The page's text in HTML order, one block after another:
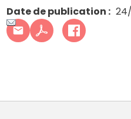
Date de publication